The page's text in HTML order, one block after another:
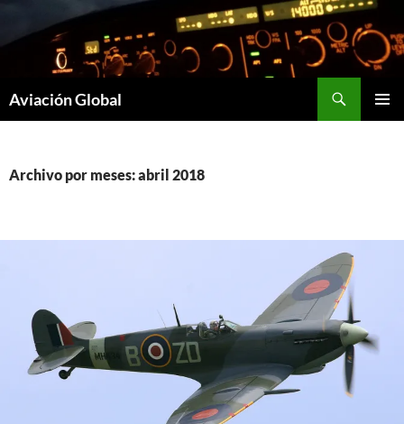
contenido
Aviación Global
Archivo por meses: abril 2018